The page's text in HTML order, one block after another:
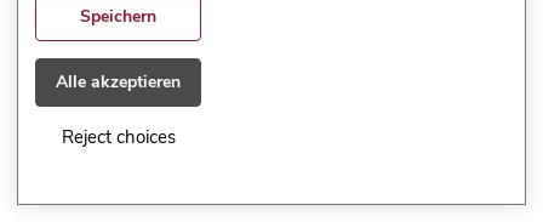
Kann ich nicht beurteilen
Speichern
Alle akzeptieren
Reject choices